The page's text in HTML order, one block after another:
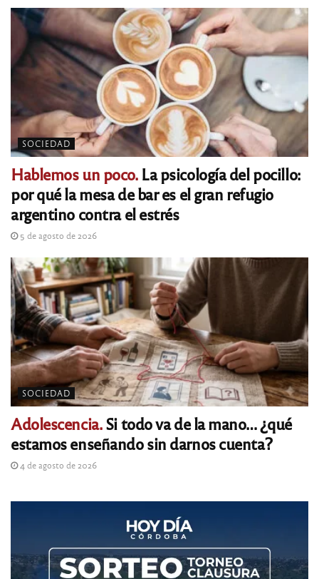
SOCIEDAD
Hablemos un poco.La psicología del pocillo:
por qué la mesa de bar es el gran refugio
argentino contra el estrés
5 de agosto de 2026
SOCIEDAD
Adolescencia.Si todo va de la mano… ¿qué
estamos enseñando sin darnos cuenta?
4 de agosto de 2026